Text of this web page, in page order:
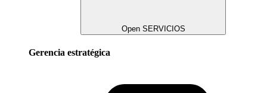
Open SERVICIOS
Gerencia estratégica